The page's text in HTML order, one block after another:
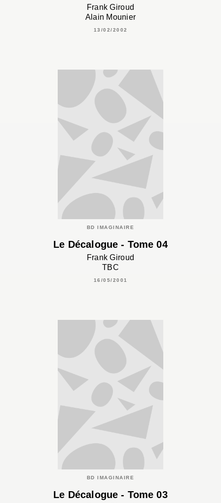
Frank Giroud
Alain Mounier
13/02/2002
BD IMAGINAIRE
Le Décalogue - Tome 04
Frank Giroud
TBC
16/05/2001
BD IMAGINAIRE
Le Décalogue - Tome 03